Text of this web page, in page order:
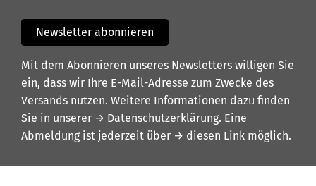
Newsletter abonnieren
Mit dem Abonnieren unseres Newsletters willigen Sie
ein, dass wir Ihre E-Mail-Adresse zum Zwecke des
Versands nutzen. Weitere Informationen dazu finden
Sie in unserer → Datenschutzerklärung. Eine
Abmeldung ist jederzeit über → diesen Link möglich.